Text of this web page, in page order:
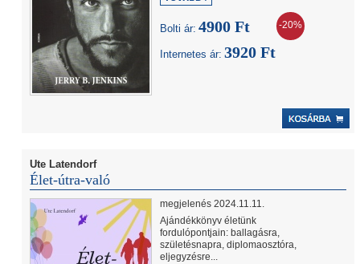
Bolti ár: 4900 Ft -20%
Internetes ár: 3920 Ft
Ute Latendorf
Élet-útra-való
megjelenés 2024.11.11.
Ajándékkönyv életünk
fordulópontjain: ballagásra,
születésnapra, diplomaosztóra,
eljegyzésre...